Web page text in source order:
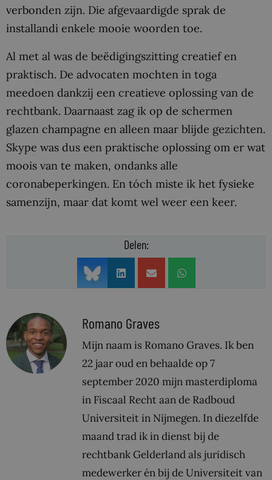
verbonden zijn. Die afgevaardigde sprak de
installandi enkele mooie woorden toe.
Al met al was de beëdigingszitting creatief en
praktisch. De advocaten mochten in toga
meedoen dankzij een creatieve oplossing van de
rechtbank. Daarnaast zag ik op de schermen
glazen champagne en alleen maar blijde gezichten.
Skype was dus een praktische oplossing om er wat
moois van te maken, ondanks alle
coronabeperkingen. En tóch miste ik het fysieke
samenzijn, maar dat komt wel weer een keer.
Delen:
Romano Graves
Mijn naam is Romano Graves. Ik ben
22 jaar oud en behaalde op 7
september 2020 mijn masterdiploma
in Fiscaal Recht aan de Radboud
Universiteit in Nijmegen. In diezelfde
maand trad ik in dienst bij de
rechtbank Gelderland als juridisch
medewerker én bij de Universiteit van